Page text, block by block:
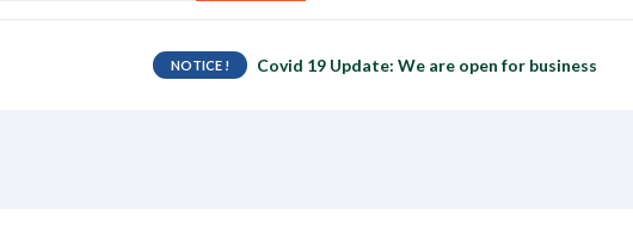
NOTICE ! Covid 19 Update: We are open for business